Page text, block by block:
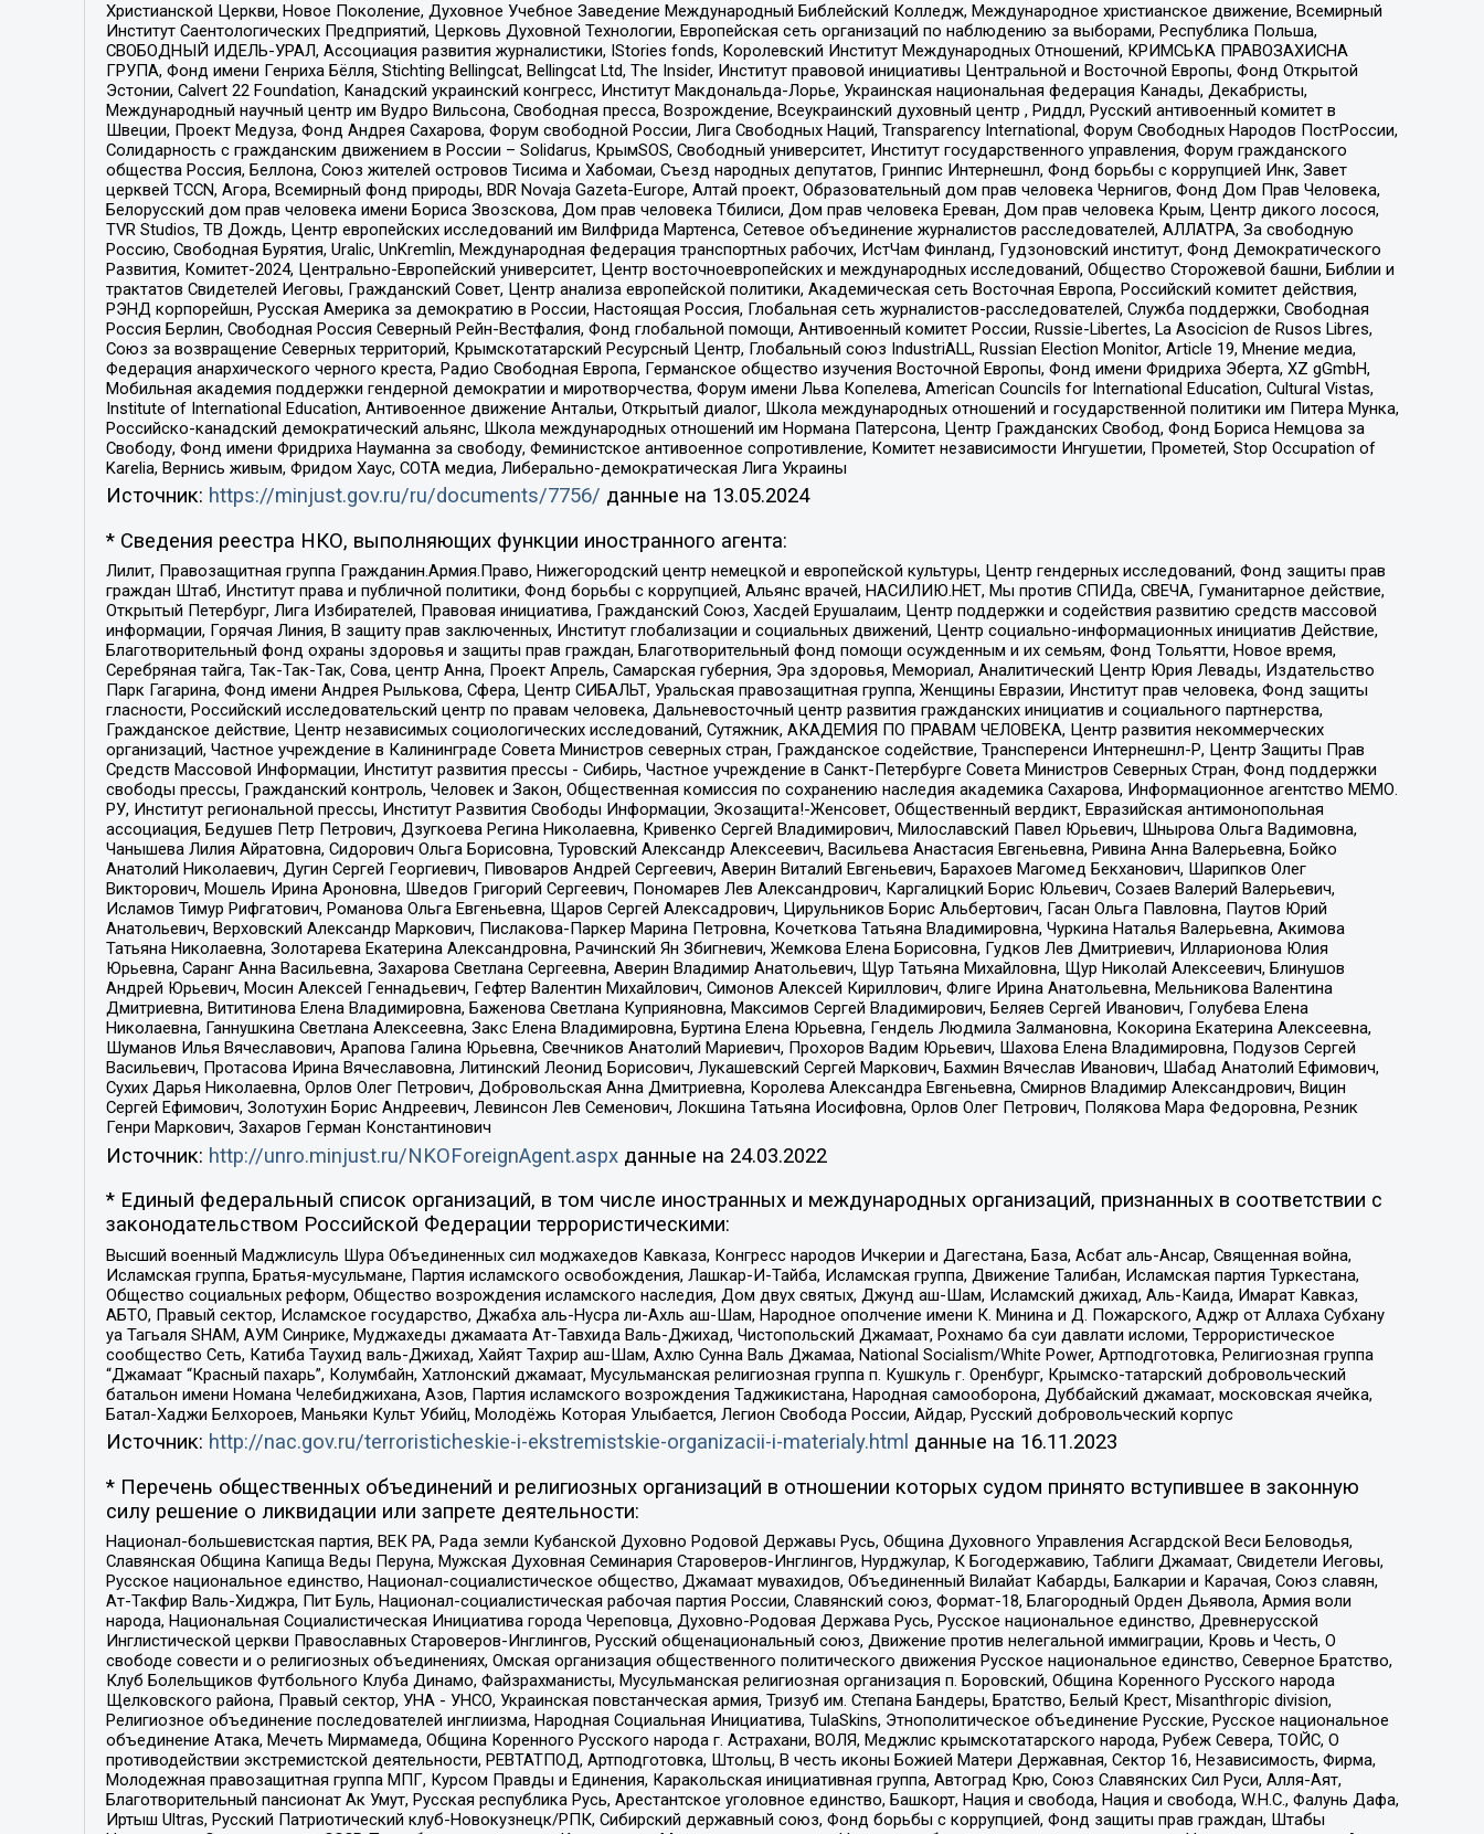
Христианской Церкви, Новое Поколение, Духовное Учебное Заведение Международный Библейский Колледж, Международное христианское движение, Всемирный
Институт Саентологических Предприятий, Церковь Духовной Технологии, Европейская сеть организаций по наблюдению за выборами, Республика Польша,
СВОБОДНЫЙ ИДЕЛЬ-УРАЛ, Ассоциация развития журналистики, IStories fonds, Королевский Институт Международных Отношений, КРИМСЬКА ПРАВОЗАХИСНА
ГРУПА, Фонд имени Генриха Бёлля, Stichting Bellingcat, Bellingcat Ltd, The Insider, Институт правовой инициативы Центральной и Восточной Европы, Фонд Открытой
Эстонии, Calvert 22 Foundation, Канадский украинский конгресс, Институт Макдональда-Лорье, Украинская национальная федерация Канады, Декабристы,
Международный научный центр им Вудро Вильсона, Свободная пресса, Возрождение, Всеукраинский духовный центр , Риддл, Русский антивоенный комитет в
Швеции, Проект Медуза, Фонд Андрея Сахарова, Форум свободной России, Лига Свободных Наций, Transparеncy International, Форум Свободных Народов ПостРоссии,
Солидарность с гражданским движением в России – Solidarus, КрымSOS, Свободный университет, Институт государственного управления, Форум гражданского
общества Россия, Беллона, Союз жителей островов Тисима и Хабомаи, Съезд народных депутатов, Гринпис Интернешнл, Фонд борьбы с коррупцией Инк, Завет
церквей TCCN, Агора, Всемирный фонд природы, BDR Novaja Gazeta-Europe, Алтай проект, Образовательный дом прав человека Чернигов, Фонд Дом Прав Человека,
Белорусский дом прав человека имени Бориса Звозскова, Дом прав человека Тбилиси, Дом прав человека Ереван, Дом прав человека Крым, Центр дикого лосося,
TVR Studios, ТВ Дождь, Центр европейских исследований им Вилфрида Мартенса, Сетевое объединение журналистов расследователей, АЛЛАТРА, За свободную
Россию, Свободная Бурятия, Uralic, UnKremlin, Международная федерация транспортных рабочих, ИстЧам Финланд, Гудзоновский институт, Фонд Демократического
Развития, Комитет-2024, Центрально-Европейский университет, Центр восточноевропейских и международных исследований, Общество Сторожевой башни, Библии и
трактатов Свидетелей Иеговы, Гражданский Совет, Центр анализа европейской политики, Академическая сеть Восточная Европа, Российский комитет действия,
РЭНД корпорейшн, Русская Америка за демократию в России, Настоящая Россия, Глобальная сеть журналистов-расследователей, Служба поддержки, Свободная
Россия Берлин, Свободная Россия Северный Рейн-Вестфалия, Фонд глобальной помощи, Антивоенный комитет России, Russie-Libertes, La Asocicion de Rusos Libres,
Союз за возвращение Северных территорий, Крымскотатарский Ресурсный Центр, Глобальный союз IndustriALL, Russian Election Monitor, Article 19, Мнение медиа,
Федерация анархического черного креста, Радио Свободная Европа, Германское общество изучения Восточной Европы, Фонд имени Фридриха Эберта, XZ gGmbH,
Мобильная академия поддержки гендерной демократии и миротворчества, Форум имени Льва Копелева, American Councils for International Education, Cultural Vistas,
Institute of International Education, Антивоенное движение Антальи, Открытый диалог, Школа международных отношений и государственной политики им Питера Мунка,
Российско-канадский демократический альянс, Школа международных отношений им Нормана Патерсона, Центр Гражданских Свобод, Фонд Бориса Немцова за
Свободу, Фонд имени Фридриха Науманна за свободу, Феминистское антивоенное сопротивление, Комитет независимости Ингушетии, Прометей, Stop Occupation of
Karelia, Вернись живым, Фридом Хаус, СОТА медиа, Либерально-демократическая Лига Украины
Источник: https://minjust.gov.ru/ru/documents/7756/ данные на 13.05.2024
* Сведения реестра НКО, выполняющих функции иностранного агента:
Лилит, Правозащитная группа Гражданин.Армия.Право, Нижегородский центр немецкой и европейской культуры, Центр гендерных исследований, Фонд защиты прав
граждан Штаб, Институт права и публичной политики, Фонд борьбы с коррупцией, Альянс врачей, НАСИЛИЮ.НЕТ, Мы против СПИДа, СВЕЧА, Гуманитарное действие,
Открытый Петербург, Лига Избирателей, Правовая инициатива, Гражданский Союз, Хасдей Ерушалаим, Центр поддержки и содействия развитию средств массовой
информации, Горячая Линия, В защиту прав заключенных, Институт глобализации и социальных движений, Центр социально-информационных инициатив Действие,
Благотворительный фонд охраны здоровья и защиты прав граждан, Благотворительный фонд помощи осужденным и их семьям, Фонд Тольятти, Новое время,
Серебряная тайга, Так-Так-Так, Сова, центр Анна, Проект Апрель, Самарская губерния, Эра здоровья, Мемориал, Аналитический Центр Юрия Левады, Издательство
Парк Гагарина, Фонд имени Андрея Рылькова, Сфера, Центр СИБАЛЬТ, Уральская правозащитная группа, Женщины Евразии, Институт прав человека, Фонд защиты
гласности, Российский исследовательский центр по правам человека, Дальневосточный центр развития гражданских инициатив и социального партнерства,
Гражданское действие, Центр независимых социологических исследований, Сутяжник, АКАДЕМИЯ ПО ПРАВАМ ЧЕЛОВЕКА, Центр развития некоммерческих
организаций, Частное учреждение в Калининграде Совета Министров северных стран, Гражданское содействие, Трансперенси Интернешнл-Р, Центр Защиты Прав
Средств Массовой Информации, Институт развития прессы - Сибирь, Частное учреждение в Санкт-Петербурге Совета Министров Северных Стран, Фонд поддержки
свободы прессы, Гражданский контроль, Человек и Закон, Общественная комиссия по сохранению наследия академика Сахарова, Информационное агентство МЕМО.
РУ, Институт региональной прессы, Институт Развития Свободы Информации, Экозащита!-Женсовет, Общественный вердикт, Евразийская антимонопольная
ассоциация, Бедушев Петр Петрович, Дзугкоева Регина Николаевна, Кривенко Сергей Владимирович, Милославский Павел Юрьевич, Шнырова Ольга Вадимовна,
Чанышева Лилия Айратовна, Сидорович Ольга Борисовна, Туровский Александр Алексеевич, Васильева Анастасия Евгеньевна, Ривина Анна Валерьевна, Бойко
Анатолий Николаевич, Дугин Сергей Георгиевич, Пивоваров Андрей Сергеевич, Аверин Виталий Евгеньевич, Барахоев Магомед Бекханович, Шарипков Олег
Викторович, Мошель Ирина Ароновна, Шведов Григорий Сергеевич, Пономарев Лев Александрович, Каргалицкий Борис Юльевич, Созаев Валерий Валерьевич,
Исламов Тимур Рифгатович, Романова Ольга Евгеньевна, Щаров Сергей Алексадрович, Цирульников Борис Альбертович, Гасан Ольга Павловна, Паутов Юрий
Анатольевич, Верховский Александр Маркович, Пислакова-Паркер Марина Петровна, Кочеткова Татьяна Владимировна, Чуркина Наталья Валерьевна, Акимова
Татьяна Николаевна, Золотарева Екатерина Александровна, Рачинский Ян Збигневич, Жемкова Елена Борисовна, Гудков Лев Дмитриевич, Илларионова Юлия
Юрьевна, Саранг Анна Васильевна, Захарова Светлана Сергеевна, Аверин Владимир Анатольевич, Щур Татьяна Михайловна, Щур Николай Алексеевич, Блинушов
Андрей Юрьевич, Мосин Алексей Геннадьевич, Гефтер Валентин Михайлович, Симонов Алексей Кириллович, Флиге Ирина Анатольевна, Мельникова Валентина
Дмитриевна, Вититинова Елена Владимировна, Баженова Светлана Куприяновна, Максимов Сергей Владимирович, Беляев Сергей Иванович, Голубева Елена
Николаевна, Ганнушкина Светлана Алексеевна, Закс Елена Владимировна, Буртина Елена Юрьевна, Гендель Людмила Залмановна, Кокорина Екатерина Алексеевна,
Шуманов Илья Вячеславович, Арапова Галина Юрьевна, Свечников Анатолий Мариевич, Прохоров Вадим Юрьевич, Шахова Елена Владимировна, Подузов Сергей
Васильевич, Протасова Ирина Вячеславовна, Литинский Леонид Борисович, Лукашевский Сергей Маркович, Бахмин Вячеслав Иванович, Шабад Анатолий Ефимович,
Сухих Дарья Николаевна, Орлов Олег Петрович, Добровольская Анна Дмитриевна, Королева Александра Евгеньевна, Смирнов Владимир Александрович, Вицин
Сергей Ефимович, Золотухин Борис Андреевич, Левинсон Лев Семенович, Локшина Татьяна Иосифовна, Орлов Олег Петрович, Полякова Мара Федоровна, Резник
Генри Маркович, Захаров Герман Константинович
Источник: http://unro.minjust.ru/NKOForeignAgent.aspxданные на 24.03.2022
* Единый федеральный список организаций, в том числе иностранных и международных организаций, признанных в соответствии с
законодательством Российской Федерации террористическими:
Высший военный Маджлисуль Шура Объединенных сил моджахедов Кавказа, Конгресс народов Ичкерии и Дагестана, База, Асбат аль-Ансар, Священная война,
Исламская группа, Братья-мусульмане, Партия исламского освобождения, Лашкар-И-Тайба, Исламская группа, Движение Талибан, Исламская партия Туркестана,
Общество социальных реформ, Общество возрождения исламского наследия, Дом двух святых, Джунд аш-Шам, Исламский джихад, Аль-Каида, Имарат Кавказ,
АБТО, Правый сектор, Исламское государство, Джабха аль-Нусра ли-Ахль аш-Шам, Народное ополчение имени К. Минина и Д. Пожарского, Аджр от Аллаха Субхану
уа Тагьаля SHAM, АУМ Синрике, Муджахеды джамаата Ат-Тавхида Валь-Джихад, Чистопольский Джамаат, Рохнамо ба суи давлати исломи, Террористическое
сообщество Сеть, Катиба Таухид валь-Джихад, Хайят Тахрир аш-Шам, Ахлю Сунна Валь Джамаа, National Socialism/White Power, Артподготовка, Религиозная группа
“Джамаат “Красный пахарь”, Колумбайн, Хатлонский джамаат, Мусульманская религиозная группа п. Кушкуль г. Оренбург, Крымско-татарский добровольческий
батальон имени Номана Челебиджихана, Азов, Партия исламского возрождения Таджикистана, Народная самооборона, Дуббайский джамаат, московская ячейка,
Батал-Хаджи Белхороев, Маньяки Культ Убийц, Молодёжь Которая Улыбается, Легион Свобода России, Айдар, Русский добровольческий корпус
Источник: http://nac.gov.ru/terroristicheskie-i-ekstremistskie-organizacii-i-materialy.html данные на 16.11.2023
* Перечень общественных объединений и религиозных организаций в отношении которых судом принято вступившее в законную
силу решение о ликвидации или запрете деятельности:
Национал-большевистская партия, ВЕК РА, Рада земли Кубанской Духовно Родовой Державы Русь, Община Духовного Управления Асгардской Веси Беловодья,
Славянская Община Капища Веды Перуна, Мужская Духовная Семинария Староверов-Инглингов, Нурджулар, К Богодержавию, Таблиги Джамаат, Свидетели Иеговы,
Русское национальное единство, Национал-социалистическое общество, Джамаат мувахидов, Объединенный Вилайат Кабарды, Балкарии и Карачая, Союз славян,
Ат-Такфир Валь-Хиджра, Пит Буль, Национал-социалистическая рабочая партия России, Славянский союз, Формат-18, Благородный Орден Дьявола, Армия воли
народа, Национальная Социалистическая Инициатива города Череповца, Духовно-Родовая Держава Русь, Русское национальное единство, Древнерусской
Инглистической церкви Православных Староверов-Инглингов, Русский общенациональный союз, Движение против нелегальной иммиграции, Кровь и Честь, О
свободе совести и о религиозных объединениях, Омская организация общественного политического движения Русское национальное единство, Северное Братство,
Клуб Болельщиков Футбольного Клуба Динамо, Файзрахманисты, Мусульманская религиозная организация п. Боровский, Община Коренного Русского народа
Щелковского района, Правый сектор, УНА - УНСО, Украинская повстанческая армия, Тризуб им. Степана Бандеры, Братство, Белый Крест, Misanthropic division,
Религиозное объединение последователей инглиизма, Народная Социальная Инициатива, TulaSkins, Этнополитическое объединение Русские, Русское национальное
объединение Атака, Мечеть Мирмамеда, Община Коренного Русского народа г. Астрахани, ВОЛЯ, Меджлис крымскотатарского народа, Рубеж Севера, ТОЙС, О
противодействии экстремистской деятельности, РЕВТАТПОД, Артподготовка, Штольц, В честь иконы Божией Матери Державная, Сектор 16, Независимость, Фирма,
Молодежная правозащитная группа МПГ, Курсом Правды и Единения, Каракольская инициативная группа, Автоград Крю, Союз Славянских Сил Руси, Алля-Аят,
Благотворительный пансионат Ак Умут, Русская республика Русь, Арестантское уголовное единство, Башкорт, Нация и свобода, Нация и свобода, W.H.С., Фалунь Дафа,
Иртыш Ultras, Русский Патриотический клуб-Новокузнецк/РПК, Сибирский державный союз, Фонд борьбы с коррупцией, Фонд защиты прав граждан, Штабы